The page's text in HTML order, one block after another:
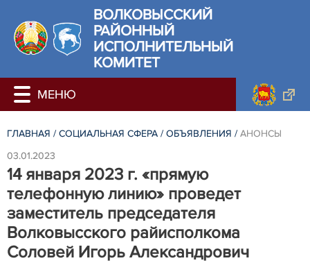
ВОЛКОВЫССКИЙ
РАЙОННЫЙ
ИСПОЛНИТЕЛЬНЫЙ
КОМИТЕТ
ГЛАВНАЯ / СОЦИАЛЬНАЯ СФЕРА / ОБЪЯВЛЕНИЯ / АНОНСЫ
03.01.2023
14 января 2023 г. «прямую
телефонную линию» проведет
заместитель председателя
Волковысского райисполкома
Соловей Игорь Александрович